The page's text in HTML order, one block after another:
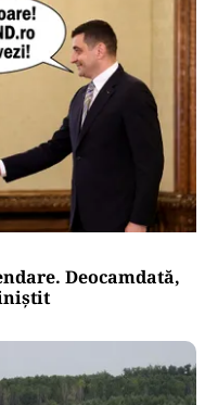
să piardă 11